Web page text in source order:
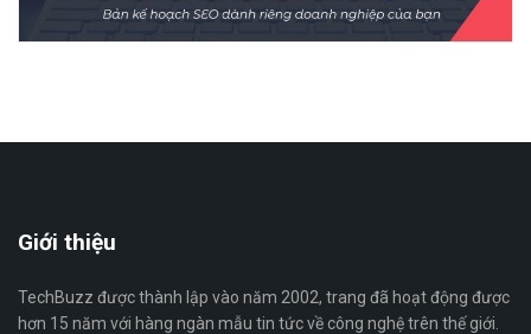
Giới thiệu
TechBuzz được thành lập vào năm 2002, trang đã hoạt động được
hơn 15 năm với hàng ngàn mẫu tin tức về công nghệ trên thế giới.